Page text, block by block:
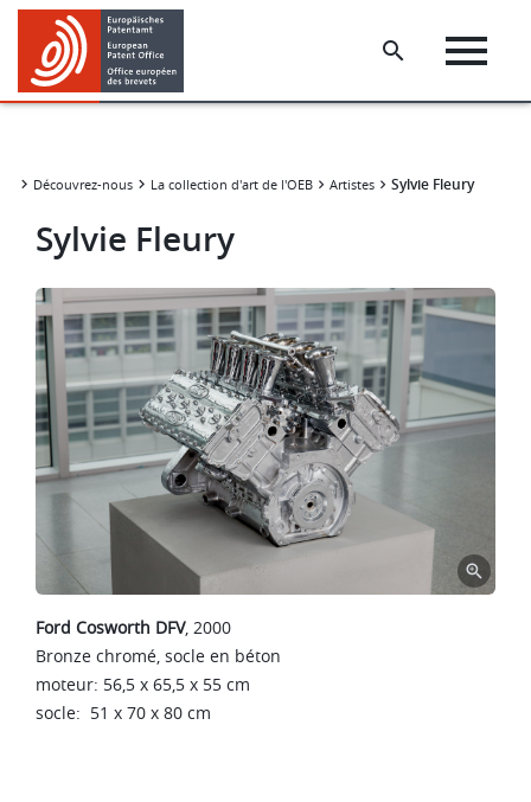
Skip
main
content
Skip
footer
Découvrez-nous La collection d'art de l'OEB Artistes Sylvie Fleury
Sylvie Fleury
Ford Cosworth DFV, 2000
Bronze chromé, socle en béton
moteur: 56,5 x 65,5 x 55 cm
socle: 51 x 70 x 80 cm